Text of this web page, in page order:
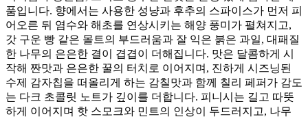
품입니다. 향에서는 사용한 성냥과 후추의 스파이스가 먼저 피
어오른 뒤 염수와 해초를 연상시키는 해양 풍미가 펼쳐지고,
갓 구운 빵 같은 몰트의 부드러움과 잘 익은 붉은 과일, 대패질
한 나무의 은은한 결이 겹겹이 더해집니다. 맛은 달콤하게 시
작해 짠맛과 은은한 꿀의 터치로 이어지며, 진하게 시즈닝된
수제 감자칩을 떠올리게 하는 감칠맛과 함께 칠리 페퍼가 감도
는 다크 초콜릿 노트가 깊이를 더합니다. 피니시는 길고 따뜻
하게 이어지며 핫 스모크와 민트의 인상이 두드러지고, 나무